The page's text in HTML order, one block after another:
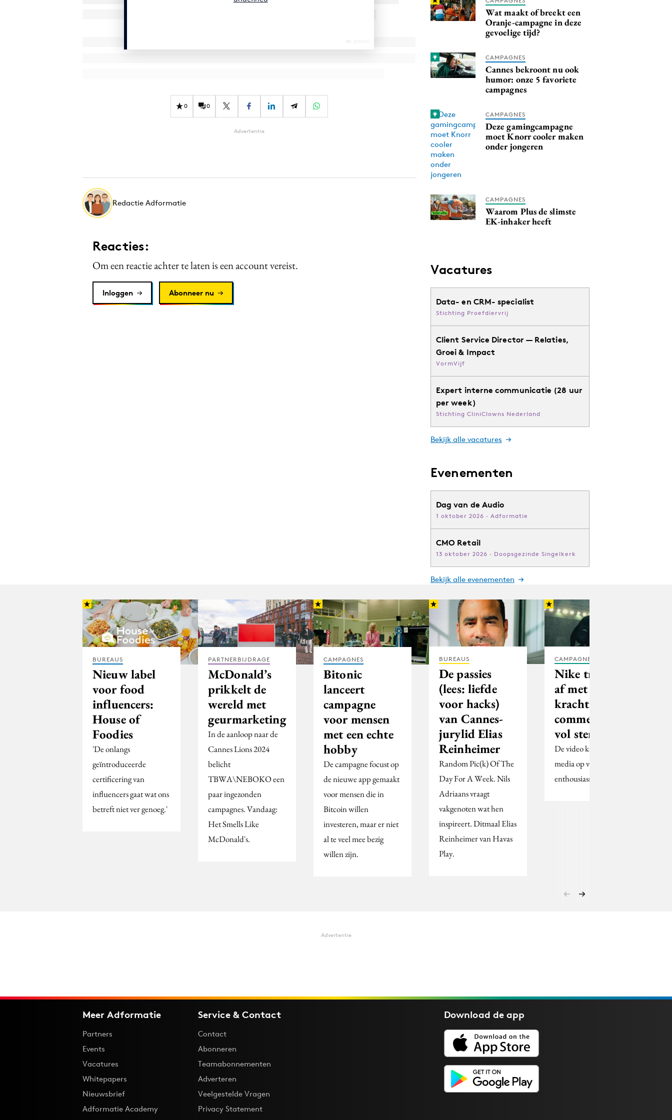
0 0
Advertentie
Redactie Adformatie
Reacties:
Om een reactie achter te laten is een account vereist.
Inloggen Abonneer nu
Wat maakt of breekt een
Oranje-campagne in deze
gevoelige tijd?
CAMPAGNES
Cannes bekroont nu ook
humor: onze 5 favoriete
campagnes
CAMPAGNES
Deze gamingcampagne
moet Knorr cooler maken
onder jongeren
CAMPAGNES
Waarom Plus de slimste
EK-inhaker heeft
Vacatures
Data- en CRM- specialist
Stichting Proefdiervrij
Client Service Director — Relaties,
Groei & Impact
VormVijf
Expert interne communicatie (28 uur
per week)
Stichting CliniClowns Nederland
Bekijk alle vacatures
Evenementen
Dag van de Audio
1 oktober 2026 · Adformatie
CMO Retail
13 oktober 2026 · Doopsgezinde Singelkerk
Bekijk alle evenementen
BUREAUS
Nieuw label
voor food
influencers:
House of
Foodies
'De onlangs
geïntroduceerde
certificering van
influencers gaat wat ons
betreft niet ver genoeg.'
PARTNERBIJDRAGE
McDonald’s
prikkelt de
wereld met
geurmarketing
In de aanloop naar de
Cannes Lions 2024
belicht
TBWA\NEBOKO een
paar ingezonden
campagnes. Vandaag:
Het Smells Like
McDonald's.
CAMPAGNES
Bitonic
lanceert
campagne
voor mensen
met een echte
hobby
De campagne focust op
de nieuwe app gemaakt
voor mensen die in
Bitcoin willen
investeren, maar er niet
al te veel mee bezig
willen zijn.
BUREAUS
De passies
(lees: liefde
voor hacks)
van Cannes-
jurylid Elias
Reinheimer
Random Pic(k) Of The
Day For A Week. Nils
Adriaans vraagt
vakgenoten wat hen
inspireert. Ditmaal Elias
Reinheimer van Havas
Play.
CAMPAGNES
Nike trapt EK
af met
krachtige
commercial
vol sterspelers
De video kan op sociale
media op veel
enthousiasme rekenen.
Advertentie
Meer Adformatie
Partners
Events
Vacatures
Whitepapers
Nieuwsbrief
Adformatie Academy
Service & Contact
Contact
Abonneren
Teamabonnementen
Adverteren
Veelgestelde Vragen
Privacy Statement
Download deapp